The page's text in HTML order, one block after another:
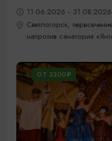
11.06.2026 -
Светлогорск,
напротив санатория
ОТ 3300₽